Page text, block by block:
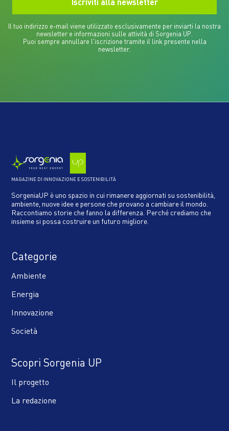
Il tuo indirizzo e-mail viene utilizzato esclusivamente per inviarti la nostra
newsletter e informazioni sulle attività di Sorgenia UP.
Puoi sempre annullare l'iscrizione tramite il link presente nella
newsletter.
MAGAZINE DI INNOVAZIONE E SOSTENIBILITÀ
SorgeniaUP è uno spazio in cui rimanere aggiornati su sostenibilità,
ambiente, nuove idee e persone che provano a cambiare il mondo.
Raccontiamo storie che fanno la differenza. Perché crediamo che
insieme si possa costruire un futuro migliore.
Categorie
Ambiente
Energia
Innovazione
Società
Scopri Sorgenia UP
Il progetto
La redazione